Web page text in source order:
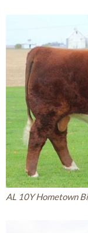
AL 10Y Hometown